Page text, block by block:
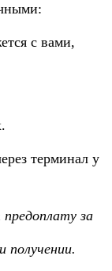
с вами,
терминал у
за
получении.